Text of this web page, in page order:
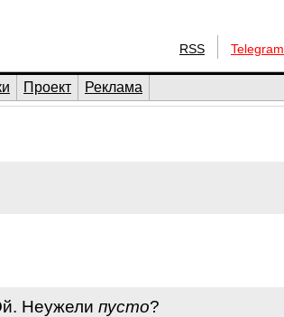
RSS Telegram
Проект Реклама
Неужели пусто?